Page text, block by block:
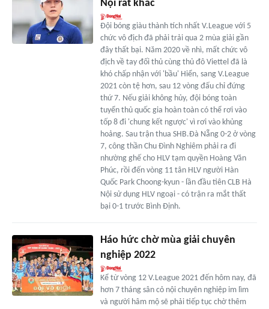
Nội rất khác
Đội bóng giàu thành tích nhất V.League với 5
chức vô địch đã phải trải qua 2 mùa giải gần
đây thất bại. Năm 2020 về nhì, mất chức vô
địch về tay đối thủ cùng thủ đô Viettel đã là
khó chấp nhận với 'bầu' Hiển, sang V.League
2021 còn tệ hơn, sau 12 vòng đấu chỉ đứng
thứ 7. Nếu giải không hủy, đội bóng toàn
tuyển thủ quốc gia hoàn toàn có thể rơi vào
tốp 8 đi 'chung kết ngược' vì rơi vào khủng
hoảng. Sau trận thua SHB.Đà Nẵng 0-2 ở vòng
7, công thần Chu Đình Nghiêm phải ra đi
nhường ghế cho HLV tạm quyền Hoàng Văn
Phúc, rồi đến vòng 11 tân HLV người Hàn
Quốc Park Choong-kyun - lần đầu tiên CLB Hà
Nội sử dụng HLV ngoại - có trận ra mắt thất
bại 0-1 trước Bình Định.
Háo hức chờ mùa giải chuyên
nghiệp 2022
Kể từ vòng 12 V.League 2021 đến hôm nay, đã
hơn 7 tháng sân cỏ nội chuyên nghiệp im lìm
và người hâm mộ sẽ phải tiếp tục chờ thêm